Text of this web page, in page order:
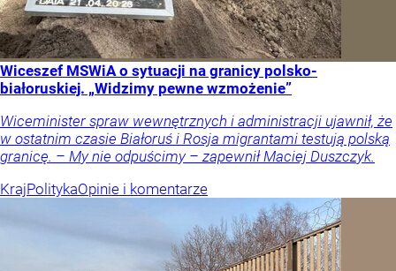
Wiceszef MSWiA o sytuacji na granicy polsko-
białoruskiej. „Widzimy pewne wzmożenie”
Wiceminister spraw wewnętrznych i administracji ujawnił, że
w ostatnim czasie Białoruś i Rosja migrantami testują polską
granicę. – My nie odpuścimy – zapewnił Maciej Duszczyk.
KrajPolitykaOpinie i komentarze